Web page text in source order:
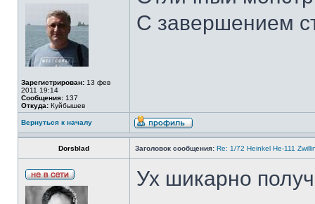
Зарегистрирован: 13 фев
2011 19:14
Сообщения: 137
Откуда: Куйбышев
С завершением
Вернуться к началу
Dorsblad Заголовок сообщения: Re: 1/72 Heinkel He-111
Ух шикарно